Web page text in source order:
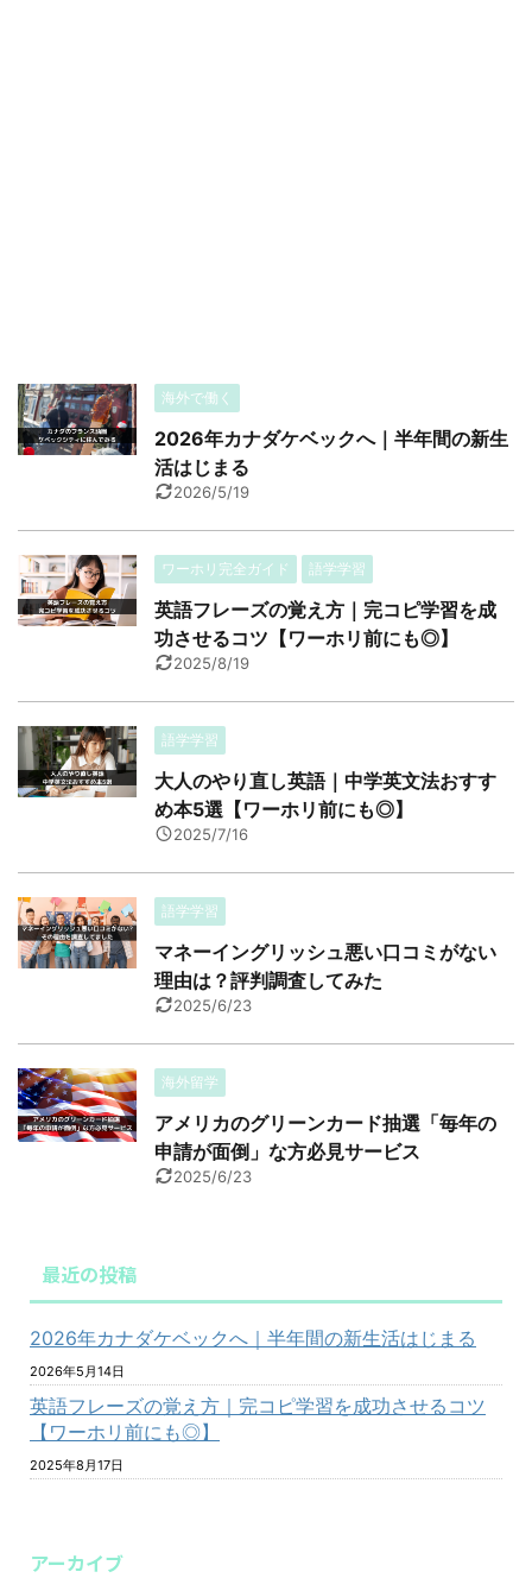
海外で働く
2026年カナダケベックへ｜半年間の新生
活はじまる
2026/5/19
ワーホリ完全ガイド 語学学習
英語フレーズの覚え方｜完コピ学習を成
功させるコツ【ワーホリ前にも◎】
2025/8/19
語学学習
大人のやり直し英語｜中学英文法おすす
め本5選【ワーホリ前にも◎】
2025/7/16
語学学習
マネーイングリッシュ悪い口コミがない
理由は？評判調査してみた
2025/6/23
海外留学
アメリカのグリーンカード抽選「毎年の
申請が面倒」な方必見サービス
2025/6/23
最近の投稿
2026年カナダケベックへ｜半年間の新生活はじまる
2026年5月14日
英語フレーズの覚え方｜完コピ学習を成功させるコツ
【ワーホリ前にも◎】
2025年8月17日
アーカイブ